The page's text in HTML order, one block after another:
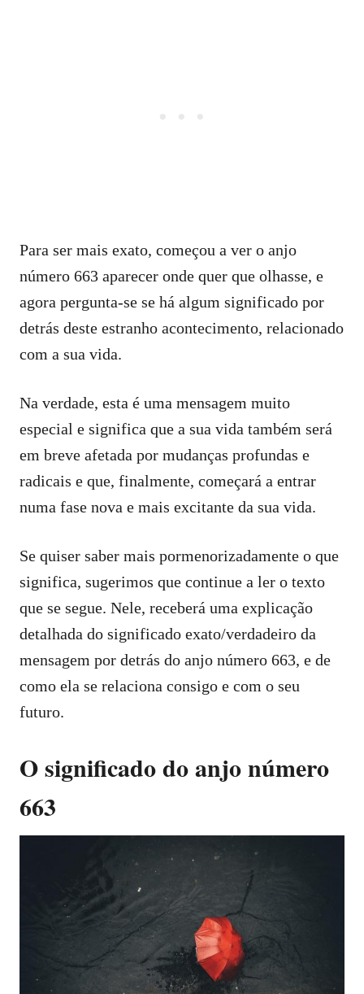
Para ser mais exato, começou a ver o anjo
número 663 aparecer onde quer que olhasse, e
agora pergunta-se se há algum significado por
detrás deste estranho acontecimento, relacionado
com a sua vida.
Na verdade, esta é uma mensagem muito
especial e significa que a sua vida também será
em breve afetada por mudanças profundas e
radicais e que, finalmente, começará a entrar
numa fase nova e mais excitante da sua vida.
Se quiser saber mais pormenorizadamente o que
significa, sugerimos que continue a ler o texto
que se segue. Nele, receberá uma explicação
detalhada do significado exato/verdadeiro da
mensagem por detrás do anjo número 663, e de
como ela se relaciona consigo e com o seu
futuro.
O significado do anjo número
663